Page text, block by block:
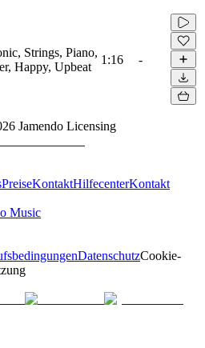
Strings, Piano,
Happy, Upbeat
1:16 -
Jamendo Licensing
PreiseKontaktHilfecenterKontakt
Music
DatenschutzCookie-